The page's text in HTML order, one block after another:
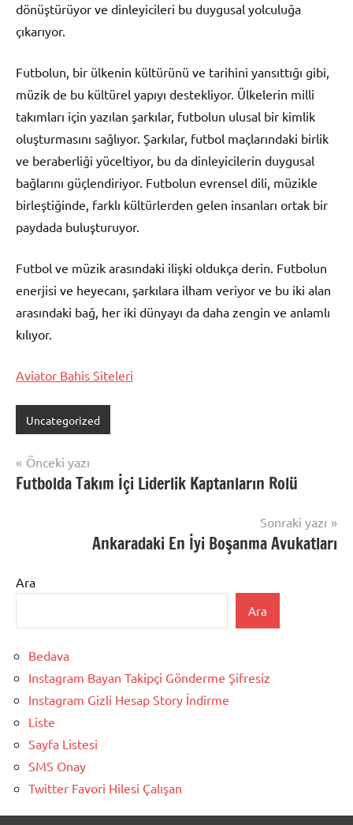
dönüştürüyor ve dinleyicileri bu duygusal yolculuğa
çıkarıyor.
Futbolun, bir ülkenin kültürünü ve tarihini yansıttığı gibi,
müzik de bu kültürel yapıyı destekliyor. Ülkelerin milli
takımları için yazılan şarkılar, futbolun ulusal bir kimlik
oluşturmasını sağlıyor. Şarkılar, futbol maçlarındaki birlik
ve beraberliği yüceltiyor, bu da dinleyicilerin duygusal
bağlarını güçlendiriyor. Futbolun evrensel dili, müzikle
birleştiğinde, farklı kültürlerden gelen insanları ortak bir
paydada buluşturuyor.
Futbol ve müzik arasındaki ilişki oldukça derin. Futbolun
enerjisi ve heyecanı, şarkılara ilham veriyor ve bu iki alan
arasındaki bağ, her iki dünyayı da daha zengin ve anlamlı
kılıyor.
Aviator Bahis Siteleri
Uncategorized
Yazı
gezinmesi
Önceki yazı
Futbolda Takım İçi Liderlik Kaptanların Rolü
Sonraki yazı
Ankaradaki En İyi Boşanma Avukatları
Ara
Ara
Bedava
Instagram Bayan Takipçi Gönderme Şifresiz
Instagram Gizli Hesap Story İndirme
Liste
Sayfa Listesi
SMS Onay
Twitter Favori Hilesi Çalışan